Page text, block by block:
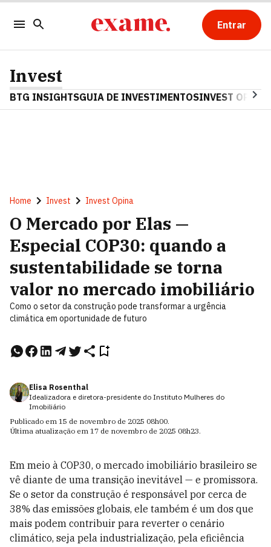
Entrar
Invest
BTG INSIGHTSGUIA DE INVESTIMENTOSINVEST OPINA
Home Invest Invest Opina
O Mercado por Elas —
Especial COP30: quando a
sustentabilidade se torna
valor no mercado imobiliário
Como o setor da construção pode transformar a urgência
climática em oportunidade de futuro
Elisa Rosenthal
Idealizadora e diretora-presidente do Instituto Mulheres do
Imobiliário
Publicado em 15 de novembro de 2025 08h00.
Última atualização em 17 de novembro de 2025 08h23.
Em meio à COP30, o mercado imobiliário brasileiro se
vê diante de uma transição inevitável — e promissora.
Se o setor da construção é responsável por cerca de
38% das emissões globais, ele também é um dos que
mais podem contribuir para reverter o cenário
climático, seja pela industrialização, pela eficiência